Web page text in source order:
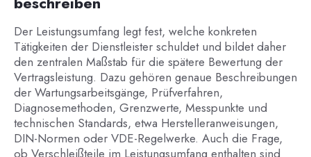
Der Leistungsumfang legt fest, welche konkreten
Tätigkeiten der Dienstleister schuldet und bildet daher
den zentralen Maßstab für die spätere Bewertung der
Vertragsleistung. Dazu gehören genaue Beschreibungen
der Wartungsarbeitsgänge, Prüfverfahren,
Diagnosemethoden, Grenzwerte, Messpunkte und
technischen Standards, etwa Herstelleranweisungen,
DIN-Normen oder VDE-Regelwerke. Auch die Frage,
ob Verschleißteile im Leistungsumfang enthalten sind